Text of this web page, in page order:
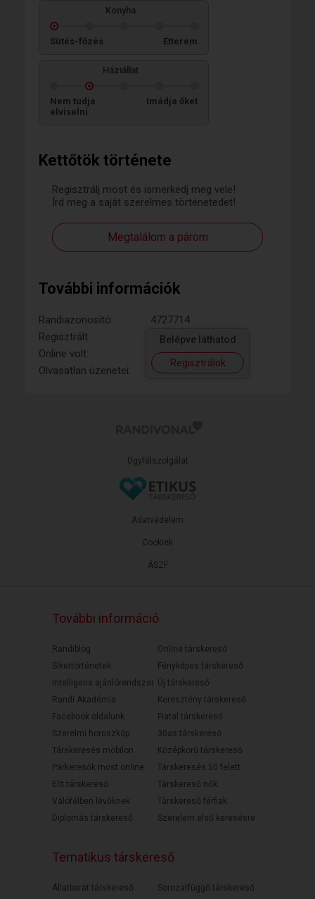
Kettőtök története
Regisztrálj most és ismerkedj meg vele!
Írd meg a saját szerelmes történetedet!
Megtalálom a párom
További információk
Randiazonosító:
4727714
Regisztrált:
Online volt:
Olvasatlan üzenetei:
Belépve láthatod
Regisztrálok
Konyha
Sütés-főzés Étterem
Háziállat
Nem tudja
elviselni
Imádja őket
Ügyfélszolgálat
ÁSZF
Adatvédelem
Cookiek
További információ
Randiblog
Sikertörténetek
Intelligens ajánlórendszer
Randi Akadémia
Facebook oldalunk
Szerelmi horoszkóp
Társkeresés mobilon
Párkeresők most online
Elit társkereső
Válófélben lévőknek
Diplomás társkereső
Online társkereső
Fényképes társkereső
Új társkereső
Keresztény társkereső
Fiatal társkereső
30as társkereső
Középkorú társkereső
Társkeresés 50 felett
Társkereső nők
Társkereső férfiak
Szerelem első keresésre
Tematikus társkereső
Állatbarát társkereső
Sorozatfüggő társkereső